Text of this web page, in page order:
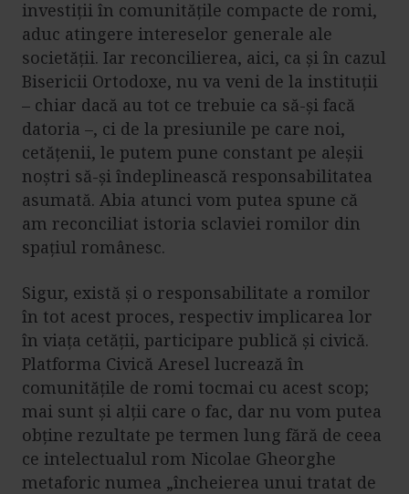
investiții în comunitățile compacte de romi,
aduc atingere intereselor generale ale
societății. Iar reconcilierea, aici, ca și în cazul
Bisericii Ortodoxe, nu va veni de la instituții
– chiar dacă au tot ce trebuie ca să-și facă
datoria –, ci de la presiunile pe care noi,
cetățenii, le putem pune constant pe aleșii
noștri să-și îndeplinească responsabilitatea
asumată. Abia atunci vom putea spune că
am reconciliat istoria sclaviei romilor din
spațiul românesc.
Sigur, există și o responsabilitate a romilor
în tot acest proces, respectiv implicarea lor
în viața cetății, participare publică și civică.
Platforma Civică Aresel lucrează în
comunitățile de romi tocmai cu acest scop;
mai sunt și alții care o fac, dar nu vom putea
obține rezultate pe termen lung fără de ceea
ce intelectualul rom Nicolae Gheorghe
metaforic numea „încheierea unui tratat de